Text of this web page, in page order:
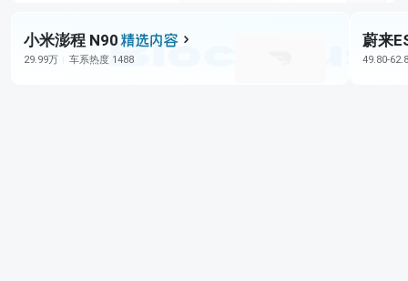
小米澎程 N90
29.99万 车系热度 1488
蔚来
49.80-